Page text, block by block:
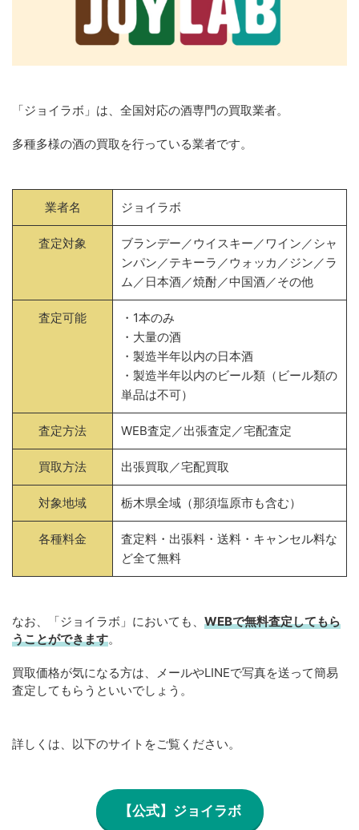
「ジョイラボ」は、全国対応の酒専門の買取業者。
多種多様の酒の買取を行っている業者です。
業者名 ジョイラボ
査定対象
ブランデー／ウイスキー／ワイン／シャ
ンパン／テキーラ／ウォッカ／ジン／ラ
ム／日本酒／焼酎／中国酒／その他
査定可能
・1本のみ
・大量の酒
・製造半年以内の日本酒
・製造半年以内のビール類（ビール類の
単品は不可）
査定方法 WEB査定／出張査定／宅配査定
買取方法 出張買取／宅配買取
対象地域 栃木県全域（那須塩原市も含む）
各種料金
査定料・出張料・送料・キャンセル料な
ど全て無料
なお、「ジョイラボ」においても、 WEBで無料査定してもら
うことができます。
買取価格が気になる方は、メールやLINEで写真を送って簡易
査定してもらうといいでしょう。
詳しくは、以下のサイトをご覧ください。
【公式】ジョイラボ